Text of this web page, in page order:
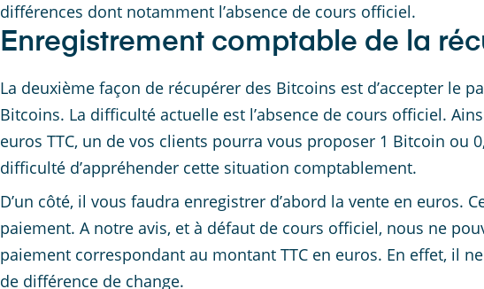
différences dont notamment l’absence de cours officiel.
Enregistrement comptable de la
La deuxième façon de récupérer des Bitcoins est d’accepter le
Bitcoins. La difficulté actuelle est l’absence de cours officiel.
euros TTC, un de vos clients pourra vous proposer 1 Bitcoin ou
difficulté d’appréhender cette situation comptablement.
D’un côté, il vous faudra enregistrer d’abord la vente en euros.
paiement. A notre avis, et à défaut de cours officiel, nous ne
paiement correspondant au montant TTC en euros. En effet, il
de différence de change.